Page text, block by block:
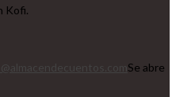
Kofi.
Se abre